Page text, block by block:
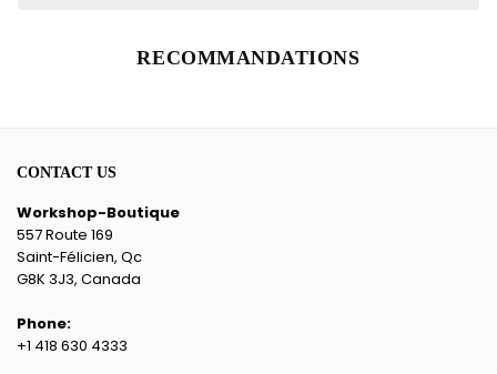
RECOMMANDATIONS
CONTACT US
Workshop-Boutique
557 Route 169
Saint-Félicien, Qc
G8K 3J3, Canada
Phone:
+1 418 630 4333